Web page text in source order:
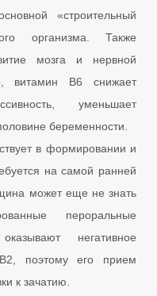
«строительный
организма. Также
мозга и нервной
витамин В6 снижает
уменьшает
беременности.
в формировании и
на самой ранней
может еще не знать
пероральные
негативное
поэтому его прием
к зачатию.